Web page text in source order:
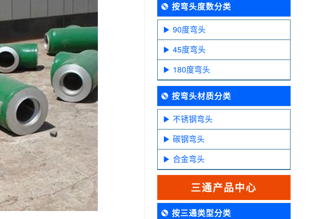
按弯头度数分类
90度弯头
45度弯头
180度弯头
按弯头材质分类
不锈钢弯头
碳钢弯头
合金弯头
三通产品中心
按三通类型分类